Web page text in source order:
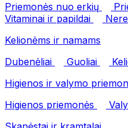
Priemonės nuo erkių
Vitaminai ir papildai
Kelionėms ir namams
Dubenėliai
Guoliai
Higienos ir valymo
Higienos priemonės